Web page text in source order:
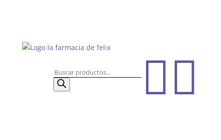
Búsqueda
de
productos
